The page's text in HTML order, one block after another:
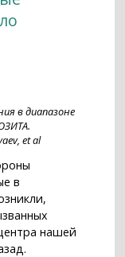
в диапазоне
et al
в
нашей